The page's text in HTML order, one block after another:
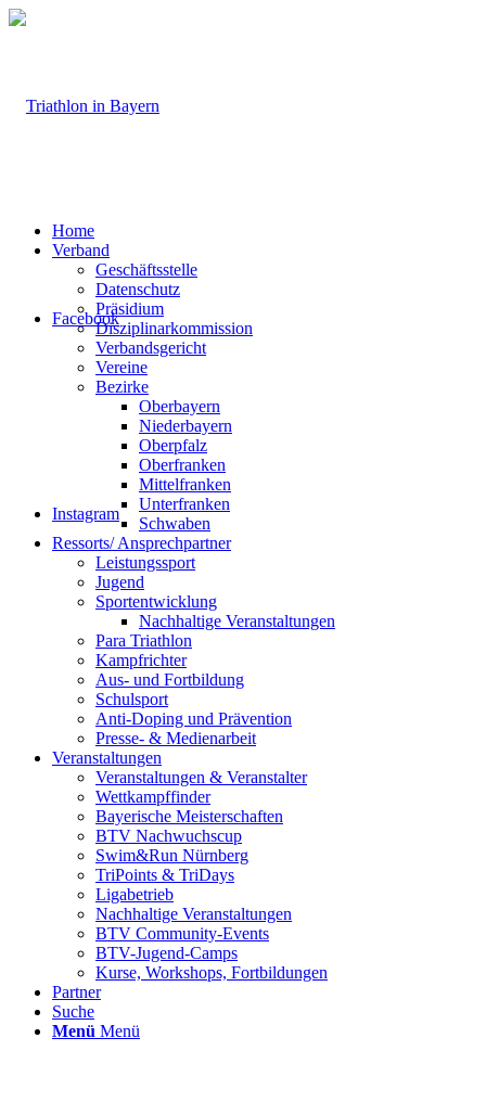
Facebook
Instagram
Home
Verband
Geschäftsstelle
Datenschutz
Präsidium
Disziplinarkommission
Verbandsgericht
Vereine
Bezirke
Oberbayern
Niederbayern
Oberpfalz
Oberfranken
Mittelfranken
Unterfranken
Schwaben
Ressorts/ Ansprechpartner
Leistungssport
Jugend
Sportentwicklung
Nachhaltige Veranstaltungen
Para Triathlon
Kampfrichter
Aus- und Fortbildung
Schulsport
Anti-Doping und Prävention
Presse- & Medienarbeit
Veranstaltungen
Veranstaltungen & Veranstalter
Wettkampffinder
Bayerische Meisterschaften
BTV Nachwuchscup
Swim&Run Nürnberg
TriPoints & TriDays
Ligabetrieb
Nachhaltige Veranstaltungen
BTV Community-Events
BTV-Jugend-Camps
Kurse, Workshops, Fortbildungen
Partner
Suche
Menü Menü